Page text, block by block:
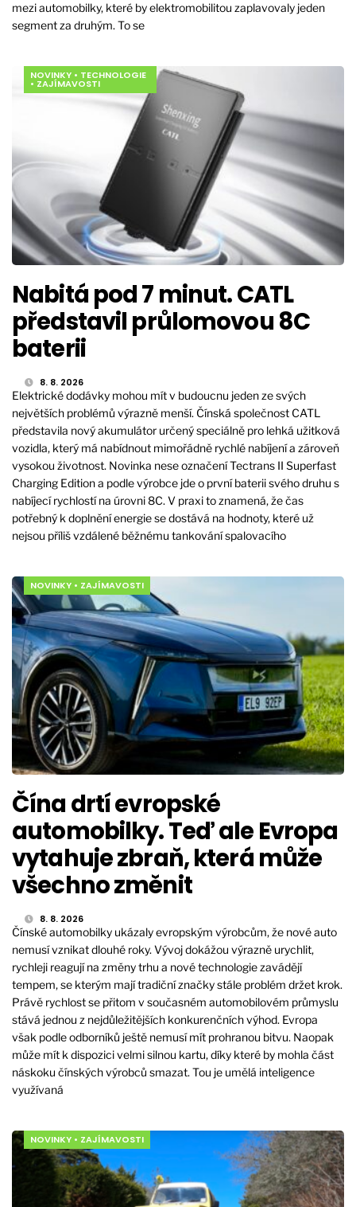
mezi automobilky, které by elektromobilitou zaplavovaly jeden
segment za druhým. To se
NOVINKY • TECHNOLOGIE
• ZAJÍMAVOSTI
Nabitá pod 7 minut. CATL
představil průlomovou 8C
baterii
8. 8. 2026
Elektrické dodávky mohou mít v budoucnu jeden ze svých
největších problémů výrazně menší. Čínská společnost CATL
představila nový akumulátor určený speciálně pro lehká užitková
vozidla, který má nabídnout mimořádně rychlé nabíjení a zároveň
vysokou životnost. Novinka nese označení Tectrans II Superfast
Charging Edition a podle výrobce jde o první baterii svého druhu s
nabíjecí rychlostí na úrovni 8C. V praxi to znamená, že čas
potřebný k doplnění energie se dostává na hodnoty, které už
nejsou příliš vzdálené běžnému tankování spalovacího
NOVINKY • ZAJÍMAVOSTI
Čína drtí evropské
automobilky. Teď ale Evropa
vytahuje zbraň, která může
všechno změnit
8. 8. 2026
Čínské automobilky ukázaly evropským výrobcům, že nové auto
nemusí vznikat dlouhé roky. Vývoj dokážou výrazně urychlit,
rychleji reagují na změny trhu a nové technologie zavádějí
tempem, se kterým mají tradiční značky stále problém držet krok.
Právě rychlost se přitom v současném automobilovém průmyslu
stává jednou z nejdůležitějších konkurenčních výhod. Evropa
však podle odborníků ještě nemusí mít prohranou bitvu. Naopak
může mít k dispozici velmi silnou kartu, díky které by mohla část
náskoku čínských výrobců smazat. Tou je umělá inteligence
využívaná
NOVINKY • ZAJÍMAVOSTI